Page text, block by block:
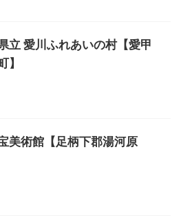
立 愛川ふれあいの村【愛甲
】
美術館【足柄下郡湯河原